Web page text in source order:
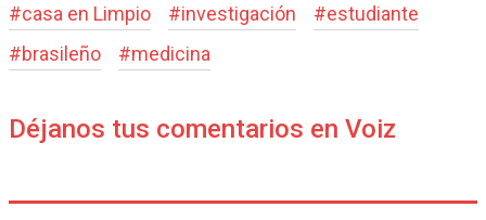
#casa en Limpio #investigación #estudiante
#brasileño #medicina
Déjanos tus comentarios en Voiz